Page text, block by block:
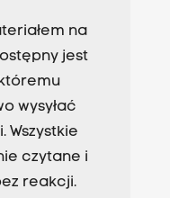
na
jest
wysyłać
Wszystkie
czytane i
reakcji.